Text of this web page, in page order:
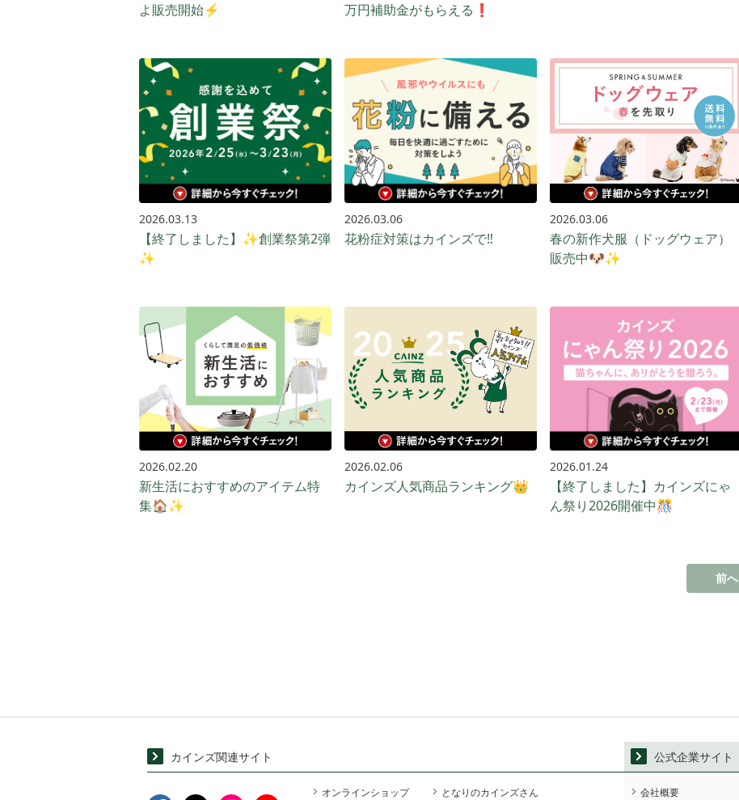
よ販売開始⚡️
万円補助金がもらえる❗
2026.03.13
【終了しました】✨創業祭第2弾
✨
2026.03.06
花粉症対策はカインズで‼️
2026.03.06
春の新作犬服（ドッグウェア）
販売中🐶✨
2026.02.20
新生活におすすめのアイテム特
集🏠✨
2026.02.06
カインズ人気商品ランキング👑
2026.01.24
【終了しました】カインズにゃ
ん祭り2026開催中🎊
前へ
カインズ関連サイト
オンラインショップ となりのカインズさん
公式企業サイト
会社概要